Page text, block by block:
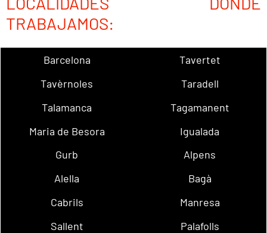
TRABAJAMOS:
Barcelona
Tavertet
Tavèrnoles
Taradell
Talamanca
Tagamanent
Maria de Besora
Igualada
Gurb
Alpens
Alella
Bagà
Cabrils
Manresa
Sallent
Palafolls